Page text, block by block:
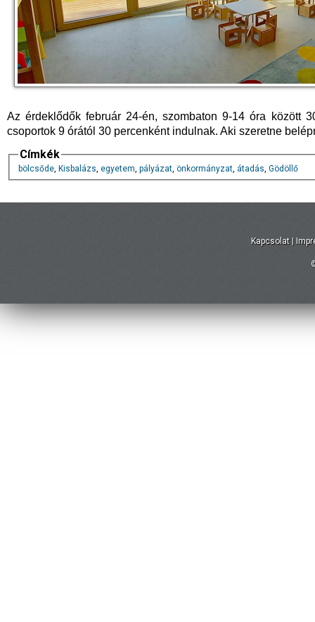
Az érdeklődők február 24-én, szombaton 9-14 óra között
csoportok 9 órától 30 percenként indulnak. Aki szeretne
Címkék
bölcsőde, Kisbalázs, egyetem, pályázat, önkormányzat, átadás, Gödöllő
Kapcsolat |